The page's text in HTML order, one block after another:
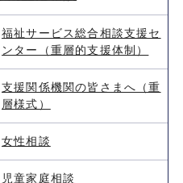
福祉サービス総合相談支援セ
ンター（重層的支援体制）
支援関係機関の皆さまへ（重
層様式）
女性相談
児童家庭相談